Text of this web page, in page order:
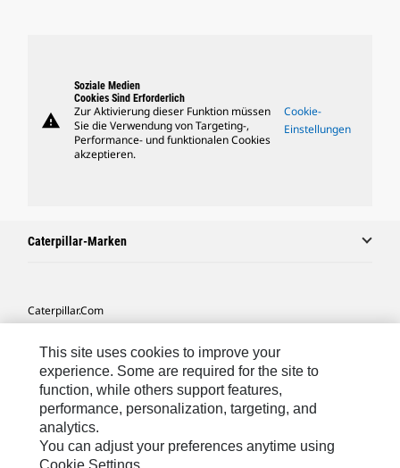
warning
Soziale Medien
Cookies Sind Erforderlich
Zur Aktivierung dieser Funktion müssen
Sie die Verwendung von Targeting-,
Performance- und funktionalen Cookies
akzeptieren.
Cookie-
Einstellungen
Caterpillar-Marken
Caterpillar.com
Meine Marketing-Präferenzen
Seitenübersicht
Cookie Settings
Rechtliche Hinweise
This site uses cookies to improve your
experience. Some are required for the site to
function, while others support features,
performance, personalization, targeting, and
analytics.
You can adjust your preferences anytime using
Cookie Settings.